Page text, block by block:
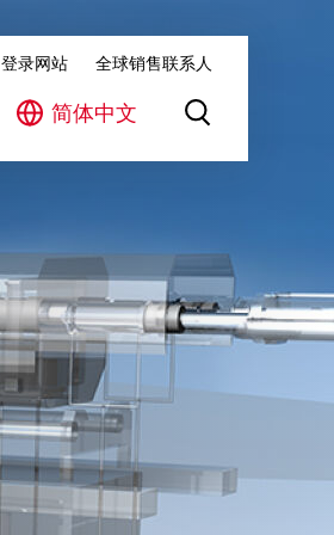
登录网站 全球销售联系人
简体中文